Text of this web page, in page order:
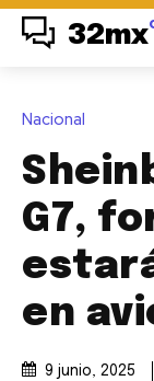
32mx
Nacional
G7,
en
9 junio, 2025